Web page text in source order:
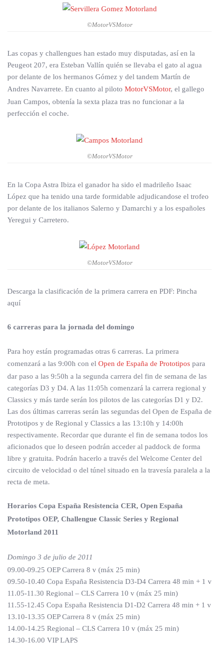
©MotorVSMotor
Las copas y challengues han estado muy disputadas, así en la
Peugeot 207, era Esteban Vallín quién se llevaba el gato al agua
por delante de los hermanos Gómez y del tandem Martín de
Andres Navarrete. En cuanto al piloto MotorVSMotor, el gallego
Juan Campos, obtenía la sexta plaza tras no funcionar a la
perfección el coche.
©MotorVSMotor
En la Copa Astra Ibiza el ganador ha sido el madrileño Isaac
López que ha tenido una tarde formidable adjudicandose el trofeo
por delante de los italianos Salerno y Damarchi y a los españoles
Yeregui y Carretero.
©MotorVSMotor
Descarga la clasificación de la primera carrera en PDF: Pincha
aquí
6 carreras para la jornada del domingo
Para hoy están programadas otras 6 carreras. La primera
comenzará a las 9:00h con el Open de España de Prototipos para
dar paso a las 9:50h a la segunda carrera del fin de semana de las
categorías D3 y D4. A las 11:05h comenzará la carrera regional y
Classics y más tarde serán los pilotos de las categorías D1 y D2.
Las dos últimas carreras serán las segundas del Open de España de
Prototipos y de Regional y Classics a las 13:10h y 14:00h
respectivamente. Recordar que durante el fin de semana todos los
aficionados que lo deseen podrán acceder al paddock de forma
libre y gratuita. Podrán hacerlo a través del Welcome Center del
circuito de velocidad o del túnel situado en la travesía paralela a la
recta de meta.
Horarios Copa España Resistencia CER, Open España
Prototipos OEP, Challengue Classic Series y Regional
Motorland 2011
Domingo 3 de julio de 2011
09.00-09.25 OEP Carrera 8 v (máx 25 min)
09.50-10.40 Copa España Resistencia D3-D4 Carrera 48 min + 1 v
11.05-11.30 Regional – CLS Carrera 10 v (máx 25 min)
11.55-12.45 Copa España Resistencia D1-D2 Carrera 48 min + 1 v
13.10-13.35 OEP Carrera 8 v (máx 25 min)
14.00-14.25 Regional – CLS Carrera 10 v (máx 25 min)
14.30-16.00 VIP LAPS